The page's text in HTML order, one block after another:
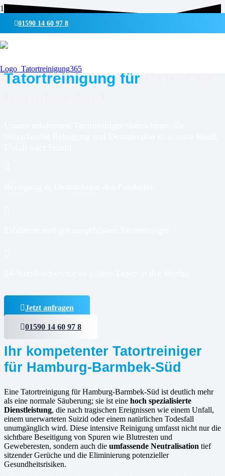
01590 14 60 97 8
Tatortreinigung für
Jetzt anfragen
01590 14 60 97 8
Ihr kompetenter Tatortreiniger
für Hamburg-Barmbek-Süd
Eine Tatortreinigung für Hamburg-Barmbek-Süd ist deutlich mehr
als eine normale Säuberung; sie ist eine hoch spezialisierte
Dienstleistung, die nach tragischen Ereignissen wie einem Unfall,
einem unerwarteten Suizid oder einem natürlichen Todesfall
unumgänglich wird. Diese intensive Reinigung umfasst nicht nur die
sichtbare Beseitigung von Spuren wie Blutresten und
Geweberesten, sondern auch die umfassende Neutralisation tief
sitzender Gerüche und die Eliminierung potenzieller
Gesundheitsrisiken.